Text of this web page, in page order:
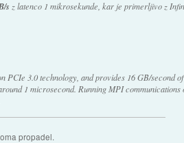
s z latenco 1 mikrosekunde, kar je primerljivo z
PCIe 3.0 technology, and provides 16 GB/second
1 microsecond. Running MPI communications
propadel.